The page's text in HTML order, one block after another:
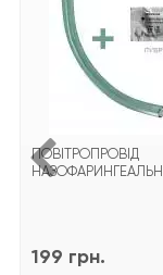
ПОВІТРОПРОВІД
199 грн.